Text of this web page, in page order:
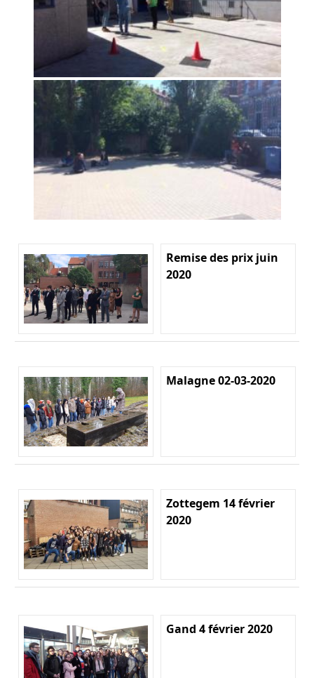
Remise des prix juin
2020
Malagne 02-03-2020
Zottegem 14 février
2020
Gand 4 février 2020